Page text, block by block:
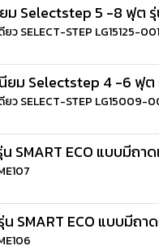
Selectstep 5 -8 ฟุต รุ่
ว SELECT-STEP LG15125-001
ม Selectstep 4 -6 ฟุต
ยว SELECT-STEP LG15009-
SMART ECO แบบมีถา
SMART ECO แบบมีถา